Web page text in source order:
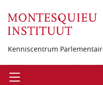
Kenniscentrum
Open